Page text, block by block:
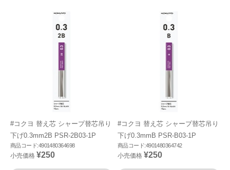
#コクヨ 替え芯 シャープ替芯吊り
下げ0.3mm2B PSR-2B03-1P
商品コード:4901480364698
小売価格 ¥250
#コクヨ 替え芯 シャープ替芯吊り
下げ0.3mmB PSR-B03-1P
商品コード:4901480364742
小売価格 ¥250